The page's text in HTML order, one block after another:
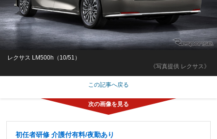
《写真提供 レクサス》
レクサス LM500h（10/51）
この記事へ戻る
初任者研修 介護付有料/夜勤あり